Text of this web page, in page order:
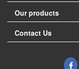
Our products
Contact Us